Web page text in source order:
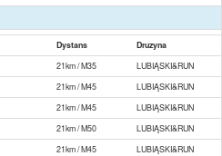
Dystans
Druzyna
21km / M35
LUBIĄSKI&RUN
21km / M45
LUBIĄSKI&RUN
21km / M45
LUBIĄSKI&RUN
21km / M50
LUBIĄSKI&RUN
21km / M45
LUBIĄSKI&RUN